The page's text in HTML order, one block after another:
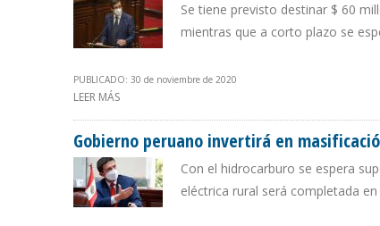
Se tiene previsto destinar $ 60
mientras que a corto plazo se
PUBLICADO: 30 de noviembre de 2020
LEER MÁS
Gobierno peruano invertirá en
Con el hidrocarburo se espera
eléctrica rural será completada